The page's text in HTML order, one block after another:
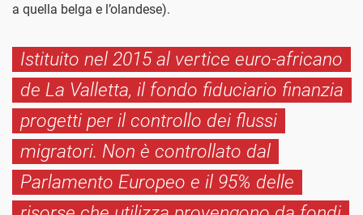
a quella belga e l’olandese).
Istituito nel 2015 al vertice euro-africano
de La Valletta, il fondo fiduciario finanzia
progetti per il controllo dei flussi
migratori. Non è controllato dal
Parlamento Europeo e il 95% delle